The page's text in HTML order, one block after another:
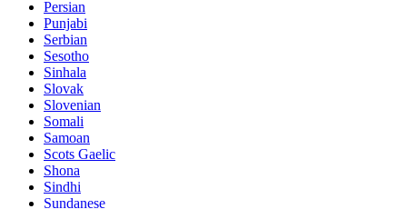
Persian
Punjabi
Serbian
Sesotho
Sinhala
Slovak
Slovenian
Somali
Samoan
Scots Gaelic
Shona
Sindhi
Sundanese